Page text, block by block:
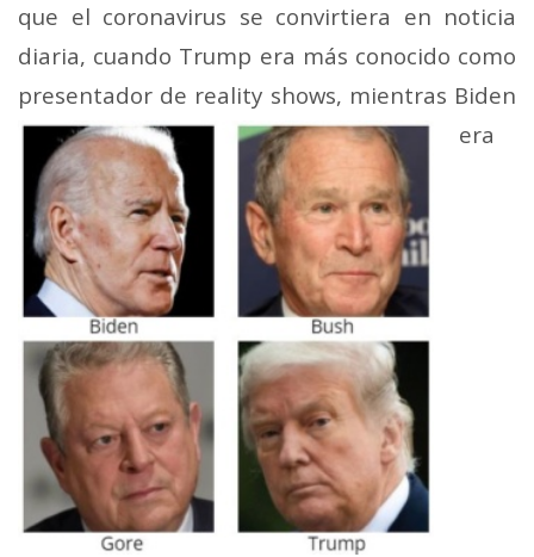
que el coronavirus se convirtiera en noticia
diaria, cuando Trump era más conocido como
presentador de reality shows, mientras Biden
era